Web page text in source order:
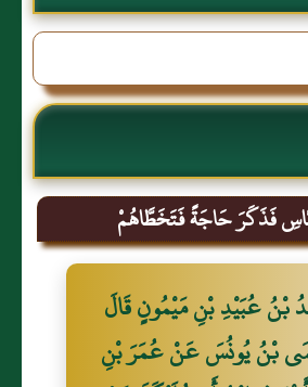
فَذَكَرَ حَاجَةً فَتَخَطَّاهُمْ
بْنُ عُبَيْدِ بْنِ مَيْمُونٍ قَالَ
بْنُ يُونُسَ عَنْ عُمَرَ بْنِ